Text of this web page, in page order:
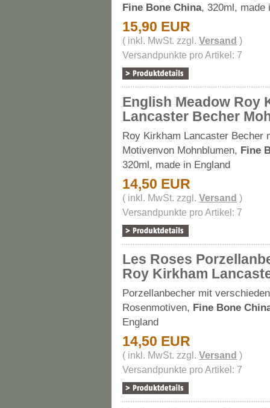
Fine Bone China, 320ml, made
15,90 EUR
( inkl. MwSt. zzgl.Versand )
Versandpunkte pro Artikel: 7
English Meadow Roy
Lancaster Becher
Roy Kirkham Lancaster Becher
Motivenvon Mohnblumen, Fine
320ml, made in England
14,50 EUR
( inkl. MwSt. zzgl.Versand )
Versandpunkte pro Artikel: 7
Les Roses
Roy Kirkham
Porzellanbecher mit
Rosenmotiven, Fine Bone
England
14,50 EUR
( inkl. MwSt. zzgl.Versand )
Versandpunkte pro Artikel: 7